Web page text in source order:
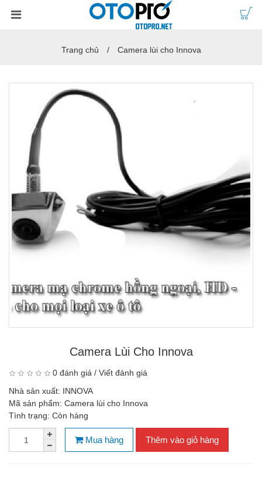
Trang chủ Camera lùi cho Innova
Camera Lùi Cho Innova
0 đánh giá / Viết đánh giá
Nhà sản xuất: INNOVA
Mã sản phẩm: Camera lùi cho Innova
Tình trạng: Còn hàng
Mua hàng Thêm vào giỏ hàng